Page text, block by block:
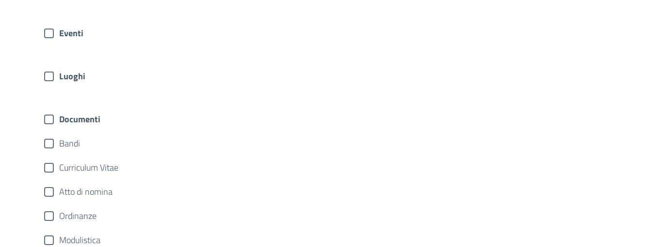
Eventi
Luoghi
Documenti
Bandi
Curriculum Vitae
Atto di nomina
Ordinanze
Modulistica